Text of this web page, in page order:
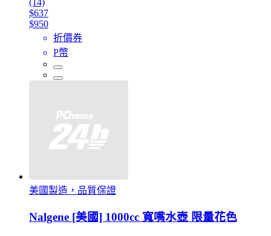
$637
$950
折價券
P幣
美國製造，品質保證
Nalgene [美國] 1000cc 寬嘴水壺 限量花色